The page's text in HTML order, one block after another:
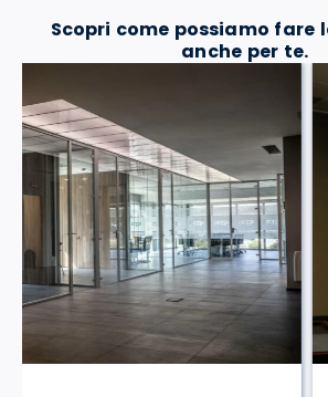
Scopri come possiamo fare
anche per te.